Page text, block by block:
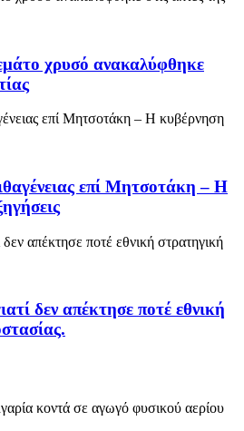
χρυσό ανακαλύφθηκε
επί Μητσοτάκη – Η
δεν απέκτησε ποτέ εθνική